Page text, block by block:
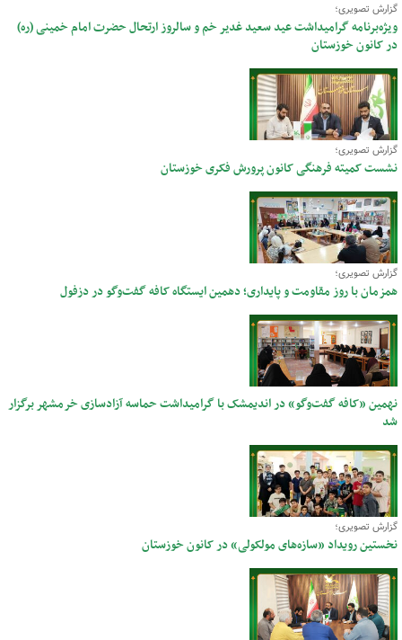
گزارش تصویری؛
ویژه‌برنامه گرامیداشت عید سعید غدیر خم و سالروز ارتحال حضرت امام خمینی (ره)
در کانون خوزستان
گزارش تصویری؛
نشست کمیته فرهنگی کانون پرورش فکری خوزستان
گزارش تصویری؛
همزمان با روز مقاومت و پایداری؛ دهمین ایستگاه کافه گفت‌وگو در دزفول
نهمین «کافه گفت‌وگو» در اندیمشک با گرامیداشت حماسه آزادسازی خرمشهر برگزار
شد
گزارش تصویری؛
نخستین رویداد «سازه‌های مولکولی» در کانون خوزستان